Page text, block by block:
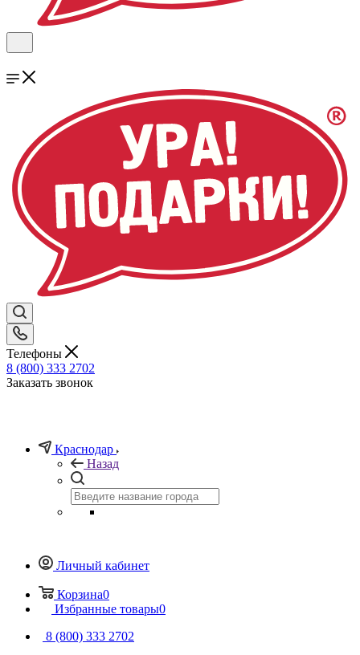
Телефоны
8 (800) 333 2702
Заказать звонок
Краснодар
Назад
Личный кабинет
Корзина0
Избранные товары0
8 (800) 333 2702